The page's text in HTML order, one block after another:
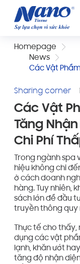
Homepage
News
Các Vật
Sharing corner
Các Vật
Tăng
Chi Phí
Trong ngành spa
hiệu không chỉ
ở cách doanh
hàng. Tuy nhiên,
sách lớn để đầu
truyền thông quy
Thực tế cho
dụng các vật
lạnh, khăn ướt
tăng độ nhận